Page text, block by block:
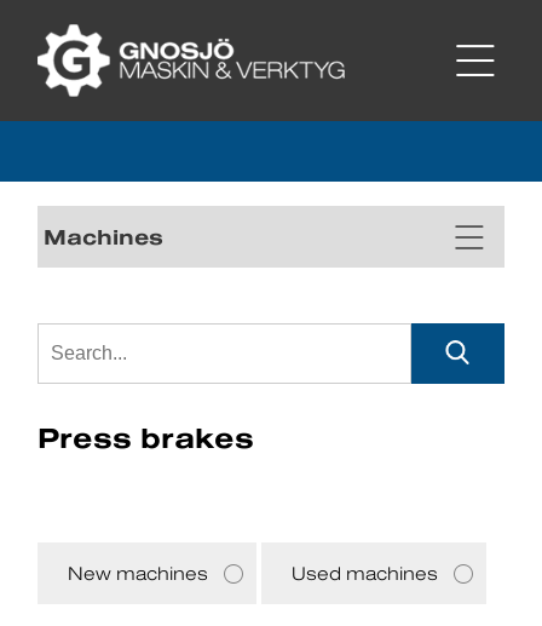
Machines
Press brakes
New machines Used machines